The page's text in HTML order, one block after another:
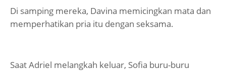
Di samping mereka, Davina memicingkan mata dan
memperhatikan pria itu dengan seksama.
Saat Adriel melangkah keluar, Sofia buru-buru